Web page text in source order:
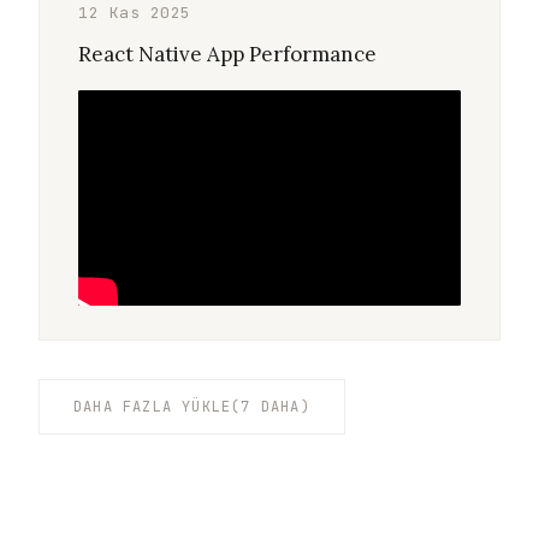
12 Kas 2025
React Native App Performance
DAHA FAZLA YÜKLE (7 DAHA)